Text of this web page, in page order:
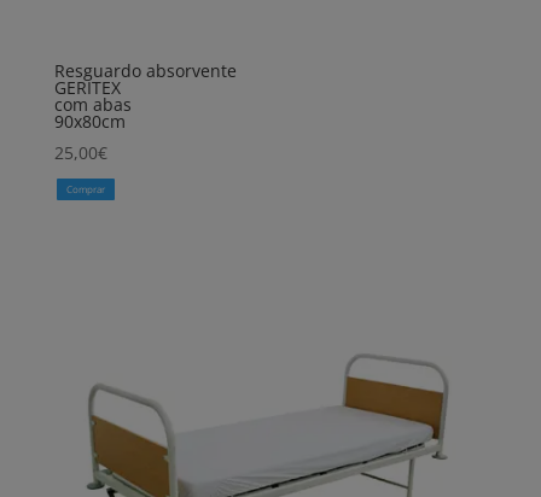
Resguardo absorvente
GERITEX
com abas
90x80cm
25,00€
Comprar